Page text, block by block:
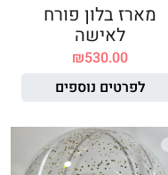
מארז בלון פורח
לאישה
₪530.00
לפרטים נוספים